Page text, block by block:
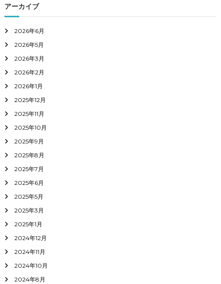
アーカイブ
2026年6月
2026年5月
2026年3月
2026年2月
2026年1月
2025年12月
2025年11月
2025年10月
2025年9月
2025年8月
2025年7月
2025年6月
2025年5月
2025年3月
2025年1月
2024年12月
2024年11月
2024年10月
2024年8月